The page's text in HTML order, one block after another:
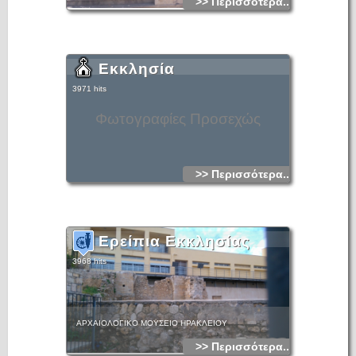
Φωτογραφίες Προσεχώς
Εκκλησία
3971 hits
>> Περισσότερα...
Ερείπια Εκκλησίας
3968 hits
ΑΡΧΑΙΟΛΟΓΙΚΟ ΜΟΥΣΕΙΟ ΗΡΑΚΛΕΙΟΥ
>> Περισσότερα...